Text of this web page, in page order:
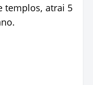
templos, atrai 5